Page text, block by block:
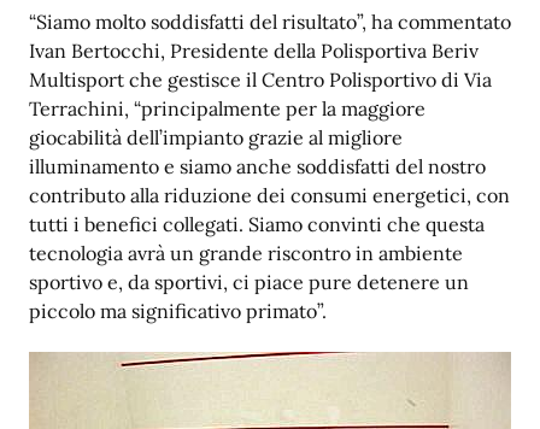
“Siamo molto soddisfatti del risultato”, ha commentato
Ivan Bertocchi, Presidente della Polisportiva Beriv
Multisport che gestisce il Centro Polisportivo di Via
Terrachini, “principalmente per la maggiore
giocabilità dell’impianto grazie al migliore
illuminamento e siamo anche soddisfatti del nostro
contributo alla riduzione dei consumi energetici, con
tutti i benefici collegati. Siamo convinti che questa
tecnologia avrà un grande riscontro in ambiente
sportivo e, da sportivi, ci piace pure detenere un
piccolo ma significativo primato”.